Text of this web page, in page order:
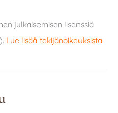
julkaisemisen lisenssiä
Lue lisää tekijänoikeuksista.